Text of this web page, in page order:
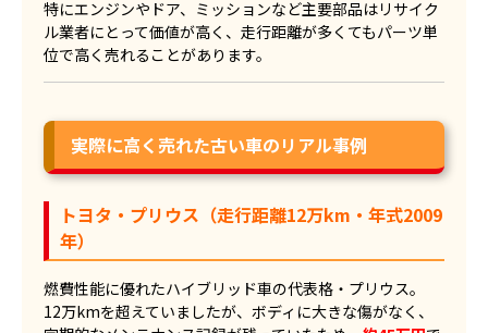
特にエンジンやドア、ミッションなど主要部品はリサイク
ル業者にとって価値が高く、走行距離が多くてもパーツ単
位で高く売れることがあります。
実際に高く売れた古い車のリアル事例
トヨタ・プリウス（走行距離12万km・年式2009
年）
燃費性能に優れたハイブリッド車の代表格・プリウス。
12万kmを超えていましたが、ボディに大きな傷がなく、